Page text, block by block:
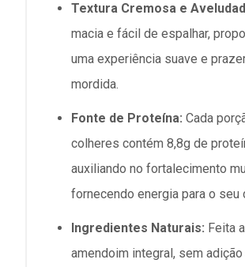
Textura Cremosa e
macia e fácil de espalhar,
uma experiência suave e
mordida.
Fonte de Proteína: Cada
colheres contém 8,8g de
auxiliando no fortalecimento
fornecendo energia para o seu
Ingredientes Naturais: Feita
amendoim integral, sem adição